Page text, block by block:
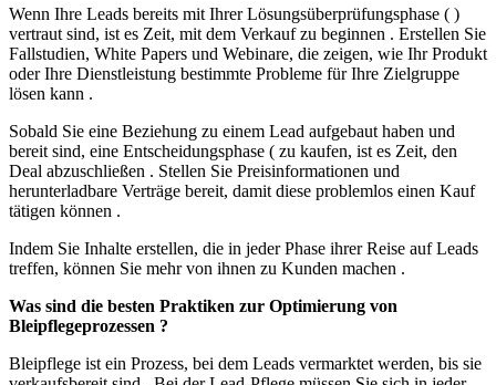
Wenn Ihre Leads bereits mit Ihrer Lösungsüberprüfungsphase ( )
vertraut sind, ist es Zeit, mit dem Verkauf zu beginnen . Erstellen Sie
Fallstudien, White Papers und Webinare, die zeigen, wie Ihr Produkt
oder Ihre Dienstleistung bestimmte Probleme für Ihre Zielgruppe
lösen kann .
Sobald Sie eine Beziehung zu einem Lead aufgebaut haben und
bereit sind, eine Entscheidungsphase ( zu kaufen, ist es Zeit, den
Deal abzuschließen . Stellen Sie Preisinformationen und
herunterladbare Verträge bereit, damit diese problemlos einen Kauf
tätigen können .
Indem Sie Inhalte erstellen, die in jeder Phase ihrer Reise auf Leads
treffen, können Sie mehr von ihnen zu Kunden machen .
Was sind die besten Praktiken zur Optimierung von
Bleipflegeprozessen ?
Bleipflege ist ein Prozess, bei dem Leads vermarktet werden, bis sie